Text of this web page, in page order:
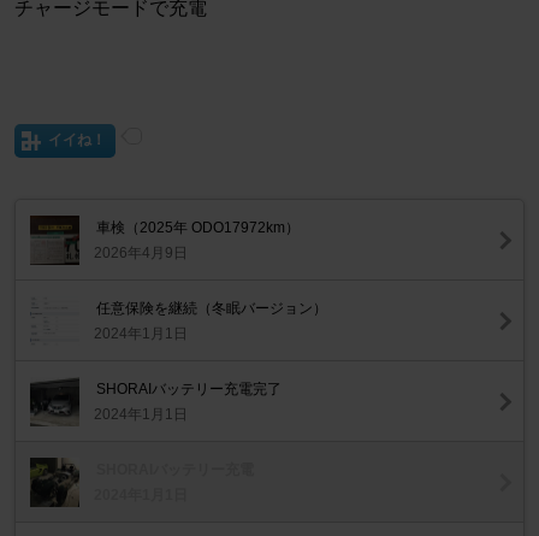
チャージモードで充電
イイね！
車検（2025年 ODO17972km）
2026年4月9日
任意保険を継続（冬眠バージョン）
2024年1月1日
SHORAIバッテリー充電完了
2024年1月1日